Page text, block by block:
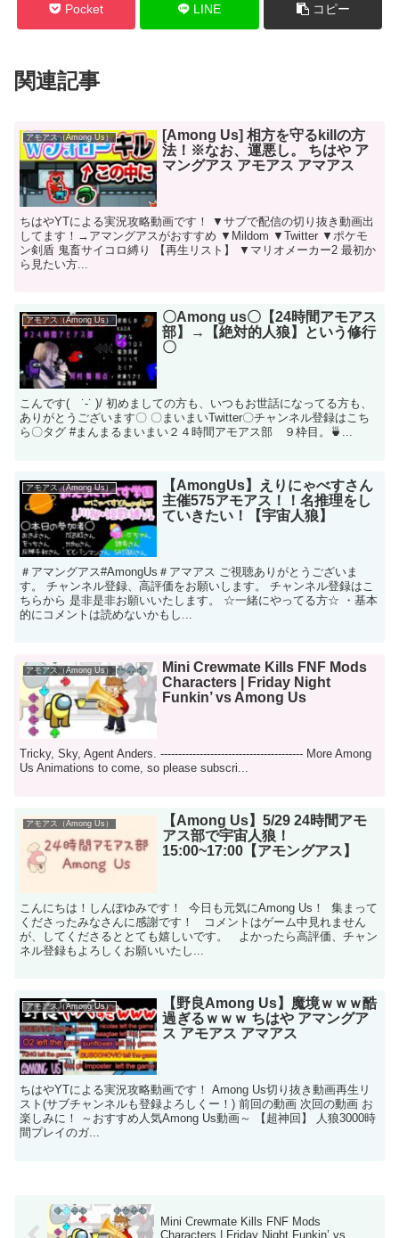
Pocket LINE コピー
関連記事
アモアス（Among Us）
[Among Us] 相方を守るkillの方
法！※なお、運悪し。 ちはや ア
マングアス アモアス アマアス
ちはやYTによる実況攻略動画です！ ▼サブで配信の切り抜き動画出
してます！→アマングアスがおすすめ ▼Mildom ▼Twitter ▼ポケモ
ン剣盾 鬼畜サイコロ縛り 【再生リスト】 ▼マリオメーカー2 最初か
ら見たい方...
アモアス（Among Us）
〇Among us〇【24時間アモアス
部】→【絶対的人狼】という修行
〇
こんです( ˙-˙ )/ 初めましての方も、いつもお世話になってる方も、
ありがとうございます〇 〇まいまいTwitter ​​ 〇チャンネル登録はこち
ら ​ 〇タグ #まんまるまいまい​ ２４時間アモアス部 ９枠目。🍵...
アモアス（Among Us）
【AmongUs】えりにゃべすさん
主催575アモアス！！名推理をし
ていきたい！【宇宙人狼】
＃アマングアス#AmongUs＃アマアス ご視聴ありがとうございま
す。 チャンネル登録、高評価をお願いします。 チャンネル登録はこ
ちらから 是非是非お願いいたします。 ☆一緒にやってる方☆ ・基本
的にコメントは読めないかもし...
アモアス（Among Us）
Mini Crewmate Kills FNF Mods
Characters | Friday Night
Funkin’ vs Among Us
Tricky, Sky, Agent Anders. ---------------------------------------- More Among
Us Animations to come, so please subscri...
アモアス（Among Us）
【Among Us】5/29 24時間アモ
アス部で宇宙人狼！
15:00~17:00【アモングアス】
こんにちは！しんぽゆみです！ 今日も元気にAmong Us！ 集まって
くださったみなさんに感謝です！ コメントはゲーム中見れません
が、してくださるととても嬉しいです。 よかったら高評価、チャン
ネル登録もよろしくお願いいたし...
アモアス（Among Us）
【野良Among Us】魔境ｗｗｗ酷
過ぎるｗｗｗ ちはや アマングア
ス アモアス アマアス
ちはやYTによる実況攻略動画です！ Among Us切り抜き動画再生リ
スト(サブチャンネルも登録よろしくー！) 前回の動画 次回の動画 お
楽しみに！ ～おすすめ人気Among Us動画～ 【超神回】 人狼3000時
間プレイのガ...
Mini Crewmate Kills FNF Mods
Characters | Friday Night Funkin’ vs